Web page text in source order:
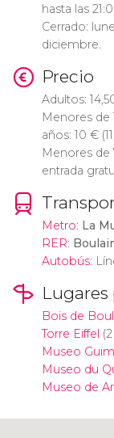
hasta las
Cerrado:
diciembre.
Precio
Adultos:
Menores de
años: 10 €
Menores de
entrada
Metro: La
RER:
Autobús:
Bois de
Torre Eiffel
Museo
Museo du
Museo de